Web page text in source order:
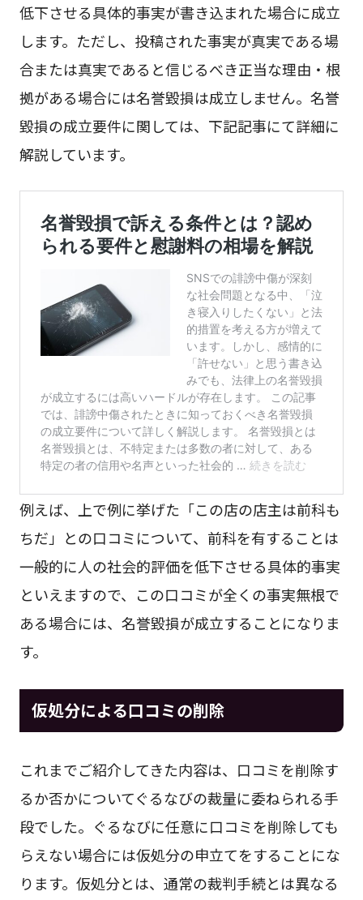
低下させる具体的事実が書き込まれた場合に成立
します。ただし、投稿された事実が真実である場
合または真実であると信じるべき正当な理由・根
拠がある場合には名誉毀損は成立しません。名誉
毀損の成立要件に関しては、下記記事にて詳細に
解説しています。
例えば、上で例に挙げた「この店の店主は前科も
ちだ」との口コミについて、前科を有することは
一般的に人の社会的評価を低下させる具体的事実
といえますので、この口コミが全くの事実無根で
ある場合には、名誉毀損が成立することになりま
す。
仮処分による口コミの削除
これまでご紹介してきた内容は、口コミを削除す
るか否かについてぐるなびの裁量に委ねられる手
段でした。ぐるなびに任意に口コミを削除しても
らえない場合には仮処分の申立てをすることにな
ります。仮処分とは、通常の裁判手続とは異なる